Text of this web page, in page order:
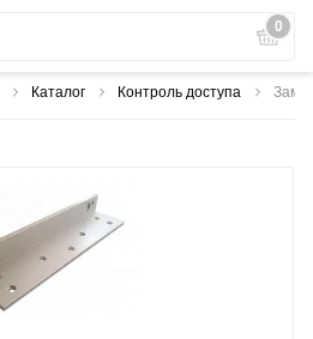
0
Каталог Контроль доступа